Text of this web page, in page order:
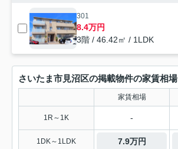
301
8.4万円
3階 / 46.42㎡ / 1LDK
さいたま市見沼区の掲載物件の家賃相場
家賃相場
1R～1K -
1DK～1LDK 7.9万円